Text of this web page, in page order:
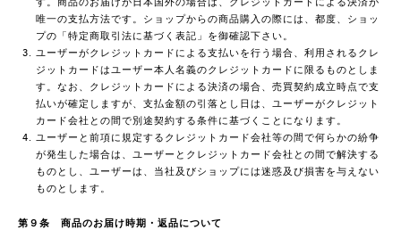
唯一の支払方法です。ショップからの商品購入の際には、都度、ショッ
プの「特定商取引法に基づく表記」を御確認下さい。
ユーザーがクレジットカードによる支払いを行う場合、利用されるクレ
ジットカードはユーザー本人名義のクレジットカードに限るものとしま
す。なお、クレジットカードによる決済の場合、売買契約成立時点で支
払いが確定しますが、支払金額の引落とし日は、ユーザーがクレジット
カード会社との間で別途契約する条件に基づくことになります。
ユーザーと前項に規定するクレジットカード会社等の間で何らかの紛争
が発生した場合は、ユーザーとクレジットカード会社との間で解決する
ものとし、ユーザーは、当社及びショップには迷惑及び損害を与えない
ものとします。
第９条 商品のお届け時期・返品について